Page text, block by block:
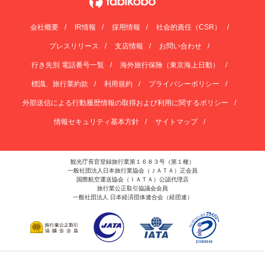
会社概要 IR情報 採用情報 社会的責任（CSR）
プレスリリース 支店情報 お問い合わせ
行き先別 電話番号一覧 海外旅行保険（東京海上日動）
標識、旅行業約款 利用規約 プライバシーポリシー
外部送信による行動履歴情報の取得および利用に関するポリシー
情報セキュリティ基本方針 サイトマップ
観光庁長官登録旅行業第１６８３号（第１種）
一般社団法人日本旅行業協会（ＪＡＴＡ）正会員
国際航空運送協会（ＩＡＴＡ）公認代理店
旅行業公正取引協議会会員
一般社団法人 日本経済団体連合会（経団連）